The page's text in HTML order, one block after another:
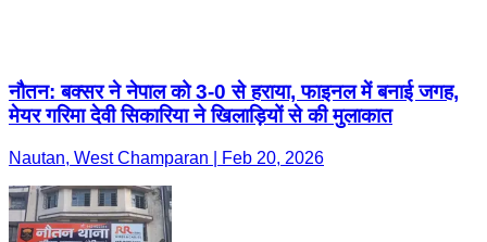
नौतन: बक्सर ने नेपाल को 3-0 से हराया, फाइनल में बनाई जगह,
मेयर गरिमा देवी सिकारिया ने खिलाड़ियों से की मुलाकात
Nautan, West Champaran | Feb 20, 2026